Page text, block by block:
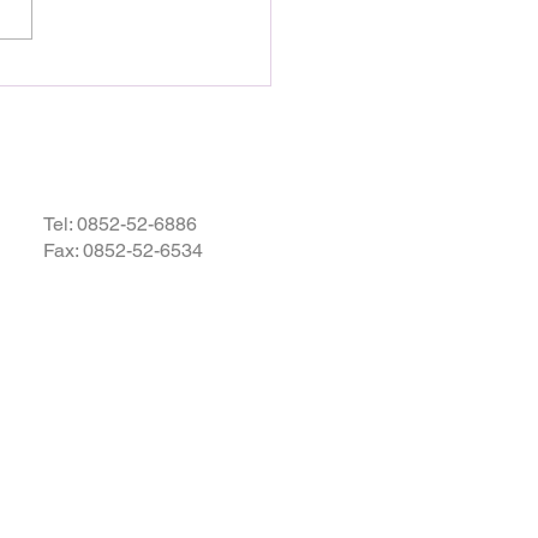
れますとともに、速やかに
Tel: 0852-52-6886
Fax: 0852-52-6534